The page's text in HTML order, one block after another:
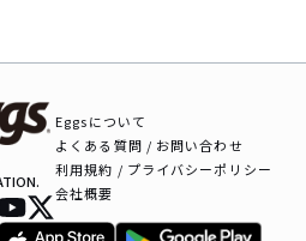
Eggsについて
よくある質問 / お問い合わせ
利用規約 / プライバシーポリシー
会社概要